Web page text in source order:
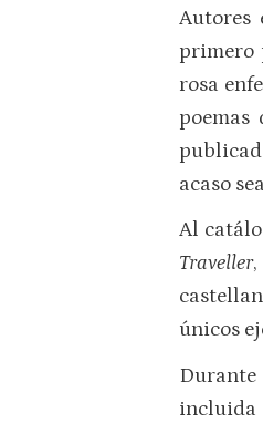
Autores
primero
rosa
acaso
Al
Traveller,
únicos
Durante
incluida